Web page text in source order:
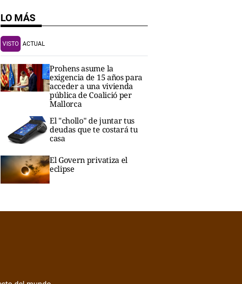
LO MÁS
VISTO ACTUAL
Prohens asume la
exigencia de 15 años para
acceder a una vivienda
pública de Coalició per
Mallorca
El "chollo" de juntar tus
deudas que te costará tu
casa
El Govern privatiza el
eclipse